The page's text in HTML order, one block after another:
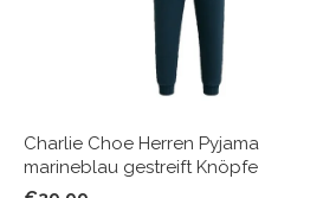
Charlie Choe Herren Pyjama
marineblau gestreift Knöpfe